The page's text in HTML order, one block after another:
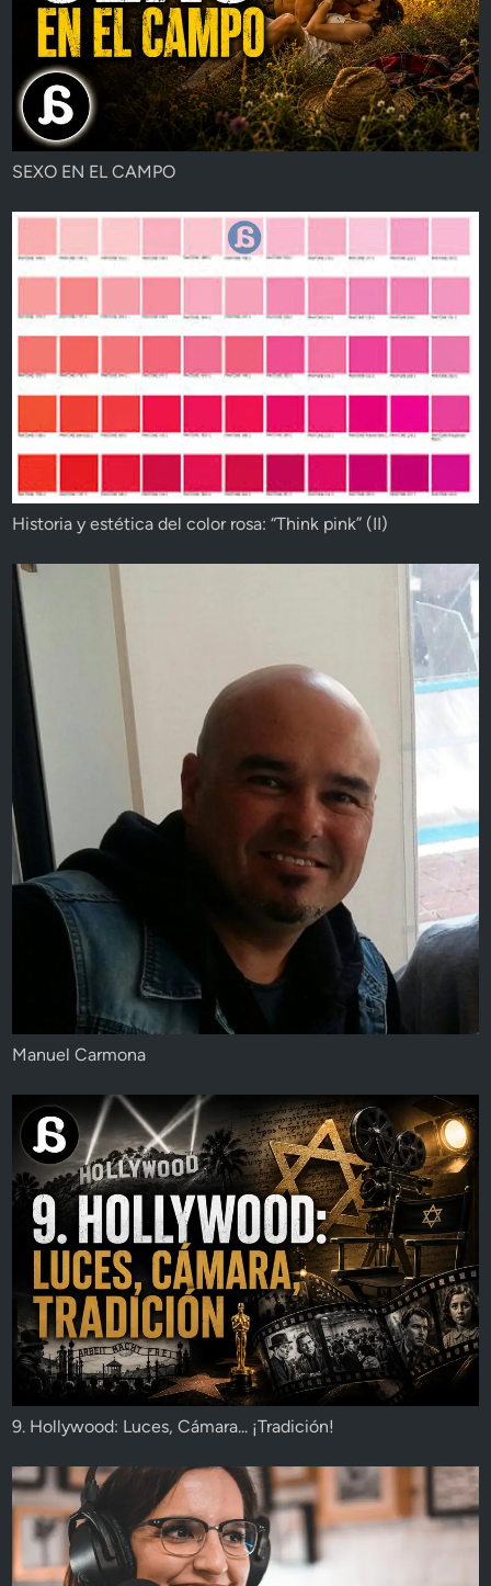
SEXO EN EL CAMPO
Historia y estética del color rosa: “Think pink” (II)
Manuel Carmona
9. Hollywood: Luces, Cámara... ¡Tradición!